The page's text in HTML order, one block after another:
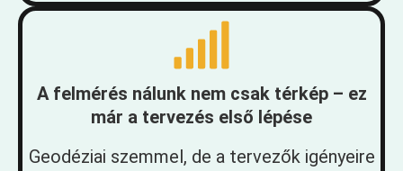
A felmérés nálunk nem csak térkép – ez
már a tervezés első lépése
Geodéziai szemmel, de a tervezők igényeire